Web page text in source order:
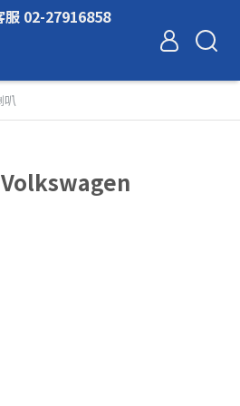
服 02-27916858
叭
Volkswagen